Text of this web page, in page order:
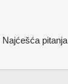
Najćešća pitanja